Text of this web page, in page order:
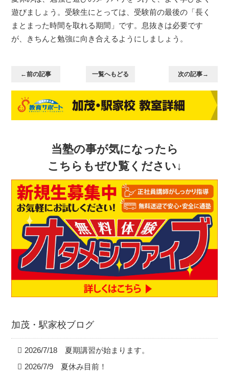
遊びましょう。受験生にとっては、受験前の最後の「長く
まとまった時間を取れる期間」です。息抜きは必要です
が、きちんと勉強に向き合えるようにしましょう。
←前の記事 一覧へもどる 次の記事→
当塾の事が気になったら
こちらもぜひ覧ください↓
加茂・駅家校ブログ
2026/7/18 夏期講習が始まります。
2026/7/9 夏休み目前！